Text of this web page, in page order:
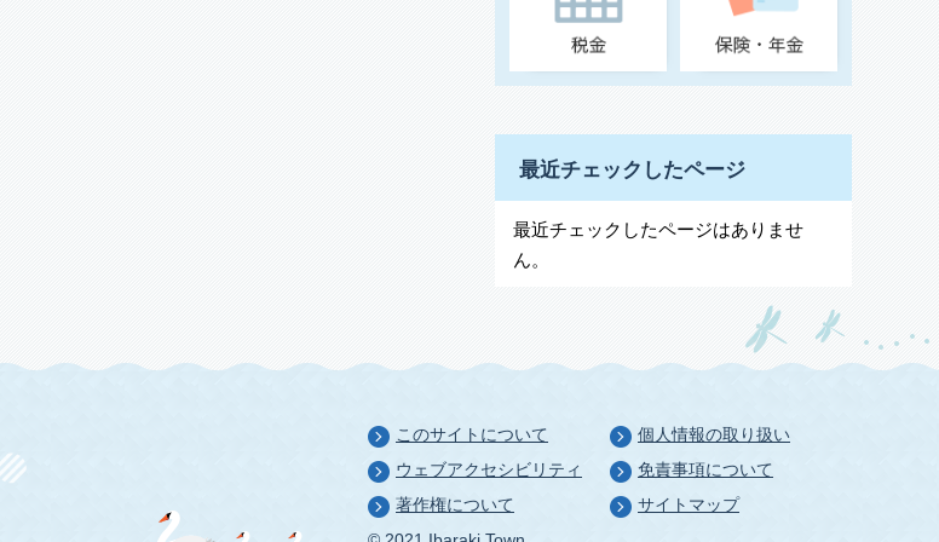
最近チェックしたページ
最近チェックしたページはありませ
ん。
このサイトについて
個人情報の取り扱い
ウェブアクセシビリティ
免責事項について
著作権について
サイトマップ